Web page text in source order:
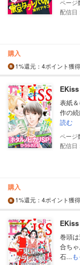
配信日
購入
1%還元 ：4ポイント獲得
表紙
作の続
読む
配信日
購入
1%還元 ：4ポイント獲得
巻頭
合ち
石...